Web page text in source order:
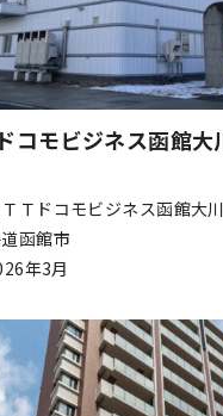
コモビジネス函館
Ｔドコモビジネス函館大
函館市
年3月